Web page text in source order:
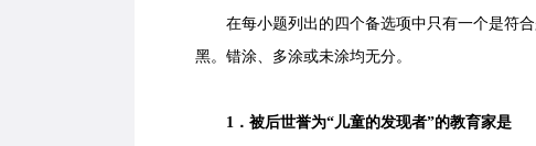
在每小题列出的四个备选项中只有一个是符合
黑。错涂、多涂或未涂均无分。
1．被后世誉为“儿童的发现者”的教育家是